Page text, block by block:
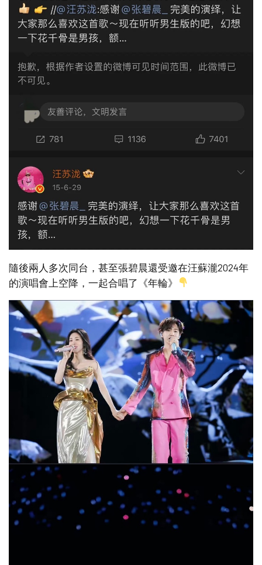
隨後兩人多次同台，甚至張碧晨還受邀在汪蘇瀧2024年
的演唱會上空降，一起合唱了《年輪》